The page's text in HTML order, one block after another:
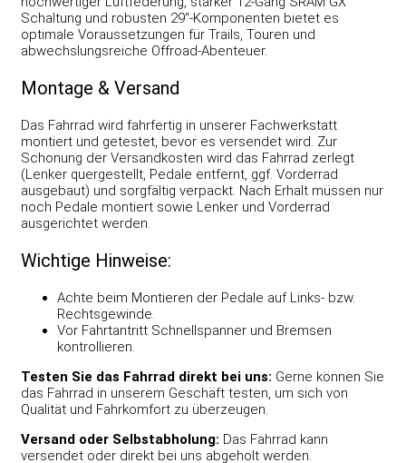
Schaltung und robusten 29“-Komponenten bietet es
optimale Voraussetzungen für Trails, Touren und
abwechslungsreiche Offroad-Abenteuer.
Montage & Versand
Das Fahrrad wird fahrfertig in unserer Fachwerkstatt
montiert und getestet, bevor es versendet wird. Zur
Schonung der Versandkosten wird das Fahrrad zerlegt
(Lenker quergestellt, Pedale entfernt, ggf. Vorderrad
ausgebaut) und sorgfältig verpackt. Nach Erhalt müssen nur
noch Pedale montiert sowie Lenker und Vorderrad
ausgerichtet werden.
Wichtige Hinweise:
Achte beim Montieren der Pedale auf Links- bzw.
Rechtsgewinde.
Vor Fahrtantritt Schnellspanner und Bremsen
kontrollieren.
Testen Sie das Fahrrad direkt bei uns: Gerne können Sie
das Fahrrad in unserem Geschäft testen, um sich von
Qualität und Fahrkomfort zu überzeugen.
Versand oder Selbstabholung: Das Fahrrad kann
versendet oder direkt bei uns abgeholt werden.